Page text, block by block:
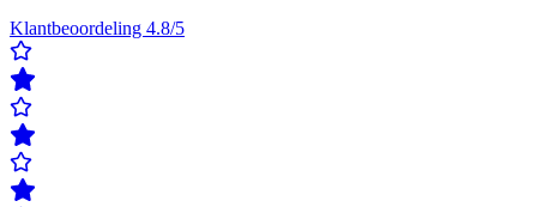
Klantbeoordeling 4.8/5